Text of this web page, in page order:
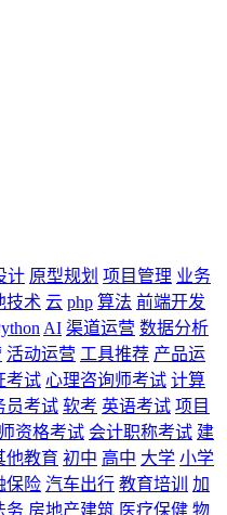
计 原型规划 项目管理 业务
技术 云 php 算法 前端开发
AI 渠道运营 数据分析
活动运营 工具推荐 产品运
考试 心理咨询师考试 计算
员考试 软考 英语考试 项目
资格考试 会计职称考试 建
他教育 初中 高中 大学 小学
保险 汽车出行 教育培训
加
务 房地产建筑 医疗保健 物